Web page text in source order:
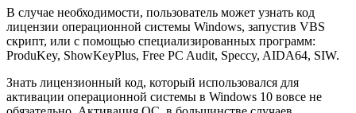
В случае необходимости, пользователь может узнать код
лицензии операционной системы Windows, запустив VBS
скрипт, или с помощью специализированных программ:
ProduKey, ShowKeyPlus, Free PC Audit, Speccy, AIDA64, SIW.
Знать лицензионный код, который использовался для
активации операционной системы в Windows 10 вовсе не